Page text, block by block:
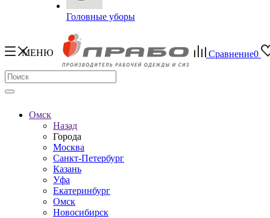
Головные уборы
МЕНЮ Сравнение0
Омск
Назад
Города
Москва
Санкт-Петербург
Казань
Уфа
Екатеринбург
Омск
Новосибирск